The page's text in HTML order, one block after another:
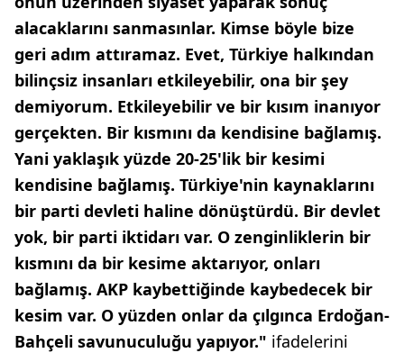
alacaklarını sanmasınlar. Kimse böyle bize
geri adım attıramaz. Evet, Türkiye halkından
bilinçsiz insanları etkileyebilir, ona bir şey
demiyorum. Etkileyebilir ve bir kısım inanıyor
gerçekten. Bir kısmını da kendisine bağlamış.
Yani yaklaşık yüzde 20-25'lik bir kesimi
kendisine bağlamış. Türkiye'nin kaynaklarını
bir parti devleti haline dönüştürdü. Bir devlet
yok, bir parti iktidarı var. O zenginliklerin bir
kısmını da bir kesime aktarıyor, onları
bağlamış. AKP kaybettiğinde kaybedecek bir
kesim var. O yüzden onlar da çılgınca Erdoğan-
Bahçeli savunuculuğu yapıyor." ifadelerini